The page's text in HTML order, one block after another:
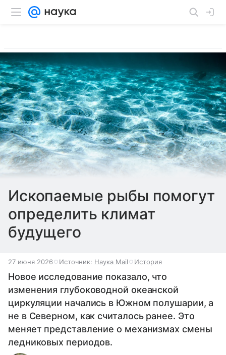
Ископаемые рыбы помогут
определить климат
будущего
27 июня 2026 Источник: Наука Mail История
Новое исследование показало, что
изменения глубоководной океанской
циркуляции начались в Южном полушарии, а
не в Северном, как считалось ранее. Это
меняет представление о механизмах смены
ледниковых периодов.